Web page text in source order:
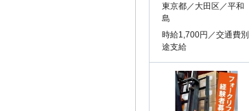
東京都／大田区／平和
島
時給1,700円／交通費別
途支給